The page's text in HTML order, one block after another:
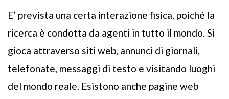
E’ prevista una certa interazione fisica, poiché la
ricerca è condotta da agenti in tutto il mondo. Si
gioca attraverso siti web, annunci di giornali,
telefonate, messaggi di testo e visitando luoghi
del mondo reale. Esistono anche pagine web